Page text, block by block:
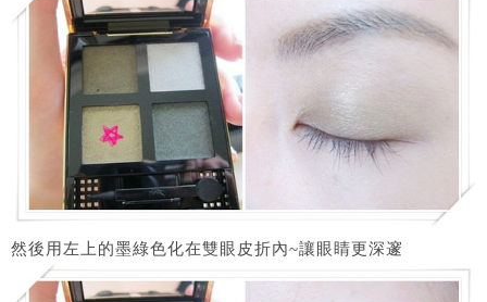
然後用左上的墨綠色化在雙眼皮折內~讓眼睛更深邃